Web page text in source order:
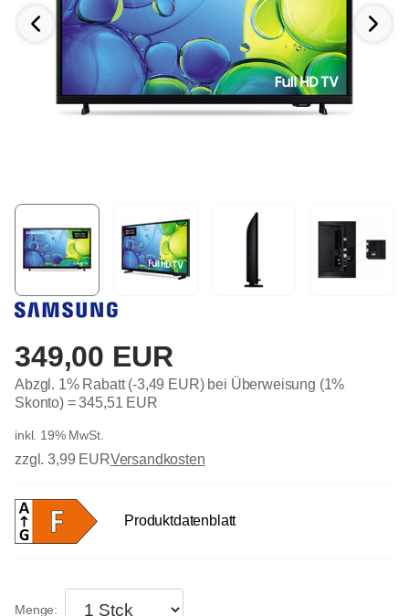
349,00 EUR
Abzgl. 1% Rabatt (-3,49 EUR) bei Überweisung (1%
Skonto) =345,51 EUR
inkl. 19% MwSt.
zzgl. 3,99 EURVersandkosten
Produktdatenblatt